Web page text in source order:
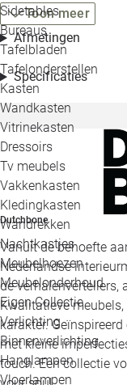
Sidetables
Bureaus
Tafelbladen
Tafelonderstellen
Kasten
Wandkasten
Vitrinekasten
Dressoirs
Tv meubels
Vakkenkasten
Kledingkasten
Wandrekken
Nachtkastjes
Meubelhoezen
Meubelonderhoud
Eigen Collectie
Verlichting
Binnenverlichting
Hanglampen
Vloerlampen
Toon meer
Afmetingen
Specificaties
Dutchbone
Vanuit de behoefte
Nederlandse
de verhalenvertellers,
Kwalitatieve
karakter.
met kleine
touch. Een collectie